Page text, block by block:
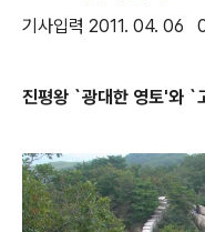
기사입력 2011. 04. 06
진평왕 `광대한 영토'와 `